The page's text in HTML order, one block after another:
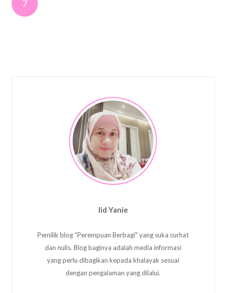
7
Iid Yanie
Pemilik blog "Perempuan Berbagi" yang suka curhat
dan nulis. Blog baginya adalah media informasi
yang perlu dibagikan kepada khalayak sesuai
dengan pengalaman yang dilalui.